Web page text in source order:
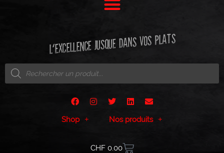
L'EXCELLENCE JUSQUE DANS VOS PLATS
Shop Nos produits
CHF0.00